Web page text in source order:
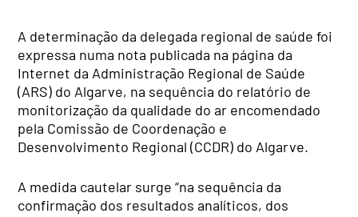
A determinação da delegada regional de saúde foi
expressa numa nota publicada na página da
Internet da Administração Regional de Saúde
(ARS) do Algarve, na sequência do relatório de
monitorização da qualidade do ar encomendado
pela Comissão de Coordenação e
Desenvolvimento Regional (CCDR) do Algarve.
A medida cautelar surge “na sequência da
confirmação dos resultados analíticos, dos